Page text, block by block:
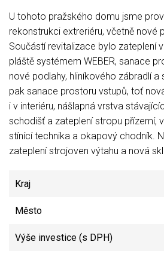
U tohoto pražského domu jsme
rekonstrukci extreriéru, včetně nové
Součástí revitalizace bylo zateplení
pláště systémem WEBER, sanace
nové podlahy, hliníkového zábradlí a
pak sanace prostoru vstupů, toť
i v interiéru, nášlapná vrstva
schodišť a zateplení stropu přízemí,
stínící technika a okapový chodník.
zateplení strojoven výtahu a nová
Kraj
Město
Výše investice (s DPH)